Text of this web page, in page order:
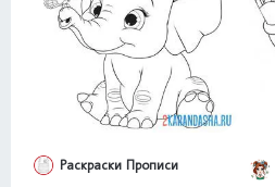
Раскраски Прописи